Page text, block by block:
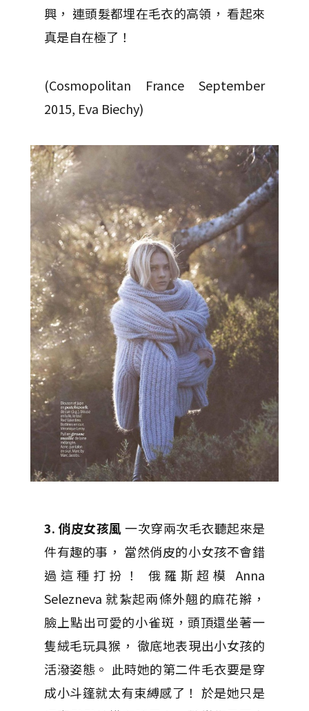
興， 連頭髮都埋在毛衣的高領， 看起來
真是自在極了！
(Cosmopolitan France September
2015, Eva Biechy)
3. 俏皮女孩風一次穿兩次毛衣聽起來是
件有趣的事， 當然俏皮的小女孩不會錯
過這種打扮！ 俄羅斯超模 Anna
Selezneva 就紮起兩條外翹的麻花辮，
臉上點出可愛的小雀斑，頭頂還坐著一
隻絨毛玩具猴， 徹底地表現出小女孩的
活潑姿態。 此時她的第二件毛衣要是穿
成小斗篷就太有束縛感了！ 於是她只是